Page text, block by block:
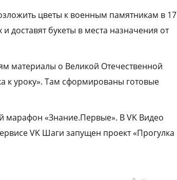
цветы к военным памятникам в 17
доставят букеты в места назначения от
материалы о Великой Отечественной
к уроку». Там сформированы готовые
марафон «Знание.Первые». В VK Видео
VK Шаги запущен проект «Прогулка